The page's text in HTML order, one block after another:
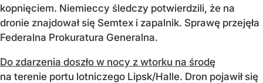
kopnięciem. Niemieccy śledczy potwierdzili, że na
dronie znajdował się Semtex i zapalnik. Sprawę przejęła
Federalna Prokuratura Generalna.
Do zdarzenia doszło w nocy z wtorku na środę
na terenie portu lotniczego Lipsk/Halle. Dron pojawił się